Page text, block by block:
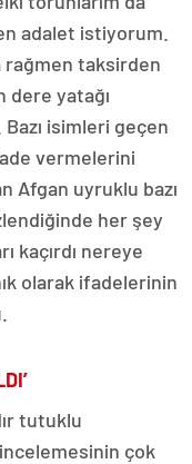
adalet istiyorum.
rağmen taksirden
dere yatağı
Bazı isimleri geçen
vermelerini
Afgan uyruklu bazı
her şey
kaçırdı nereye
olarak ifadelerinin
tutuklu
çok